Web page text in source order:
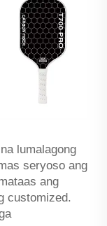
lumalagong
seryoso ang
ang
customized.